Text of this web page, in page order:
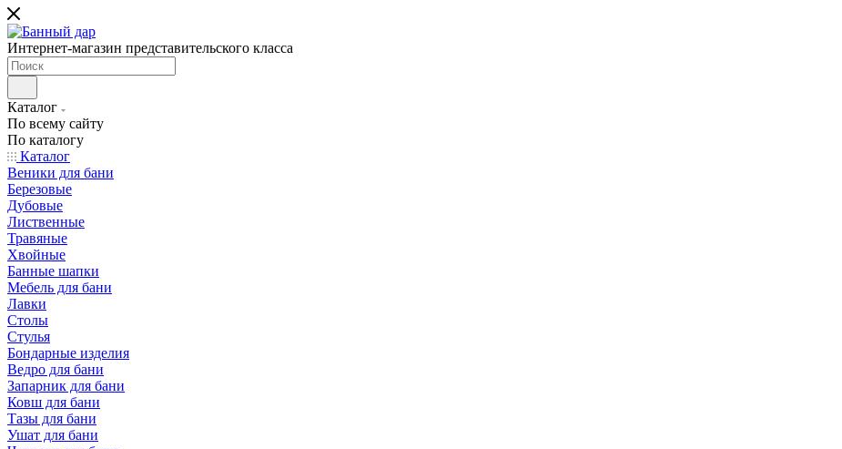
Интернет-магазин представительского класса
Каталог
По всему сайту
По каталогу
Каталог
Веники для бани
Березовые
Дубовые
Лиственные
Травяные
Хвойные
Банные шапки
Мебель для бани
Лавки
Столы
Стулья
Бондарные изделия
Ведро для бани
Запарник для бани
Ковш для бани
Тазы для бани
Ушат для бани